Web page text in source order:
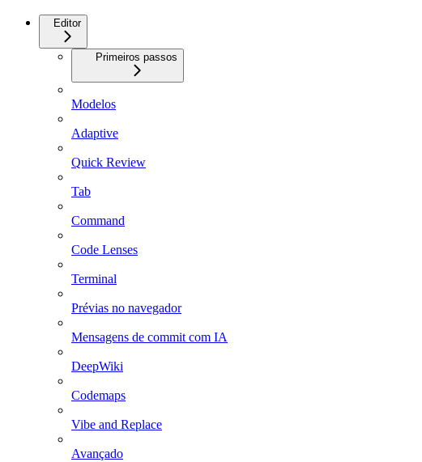
Editor
Primeiros passos
Modelos
Adaptive
Quick Review
Tab
Command
Code Lenses
Terminal
Prévias no navegador
Mensagens de commit com IA
DeepWiki
Codemaps
Vibe and Replace
Avançado